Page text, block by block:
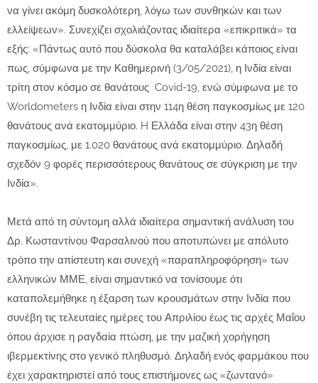
να γίνει ακόμη δυσκολότερη, λόγω των συνθηκών και των
ελλείψεων». Συνεχίζει σχολιάζοντας ιδιαίτερα «επικριτικά» τα
εξής: «Πάντως αυτό που δύσκολα θα καταλάβει κάποιος είναι
πως, σύμφωνα με την Καθημερινή (3/05/2021), η Ινδία είναι
τρίτη στον κόσμο σε θανάτους Covid-19, ενώ σύμφωνα με το
Worldometers η Ινδία είναι στην 114η θέση παγκοσμίως με 120
θανάτους ανά εκατομμύριο. H Ελλάδα είναι στην 43η θέση
παγκοσμίως, με 1.020 θανάτους ανά εκατομμύριο. Δηλαδή
σχεδόν 9 φορές περισσότερους θανάτους σε σύγκριση με την
Ινδία».
Μετά από τη σύντομη αλλά ιδιαίτερα σημαντική ανάλυση του
Δρ. Κωσταντίνου Φαρσαλινού που αποτυπώνει με απόλυτο
τρόπο την απίστευτη και συνεχή «παραπληροφόρηση» των
ελληνικών ΜΜΕ, είναι σημαντικό να τονίσουμε ότι
καταπολεμήθηκε η έξαρση των κρουσμάτων στην Ινδία που
συνέβη τις τελευταίες ημέρες του Απριλίου έως τις αρχές Μαΐου
όπου άρχισε η ραγδαία πτώση, με την μαζική χορήγηση
ιβερμεκτίνης στο γενικό πληθυσμό. Δηλαδή ενός φαρμάκου που
έχει χαρακτηριστεί από τους επιστήμονες ως «ζωντανό»